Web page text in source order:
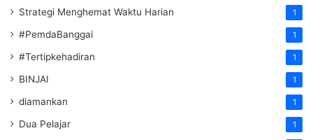
Strategi Menghemat Waktu Harian 1
#PemdaBanggai 1
#Tertipkehadiran 1
BINJAI 1
diamankan 1
Dua Pelajar 1